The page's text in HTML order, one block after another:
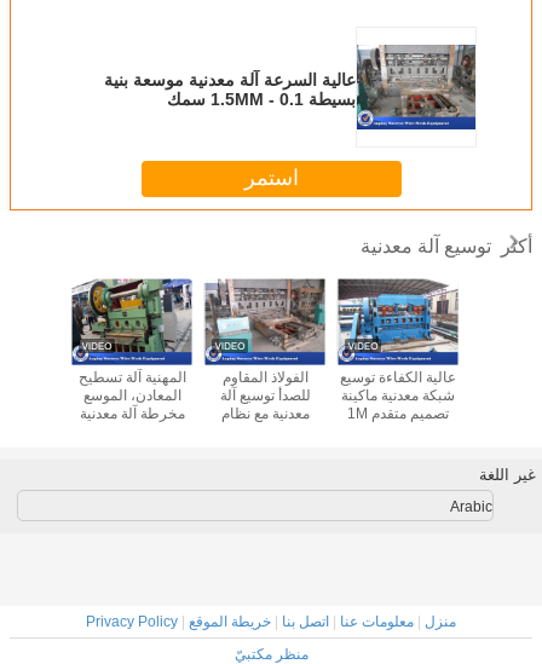
عالية السرعة آلة معدنية موسعة بنية
بسيطة 0.1 - 1.5MM سمك
استمر
أكثر توسيع آلة معدنية
المهنية آلة تسطيح
المعادن، الموسع
مخرطة آلة معدنية
الفولاذ المقاوم
للصدأ توسيع آلة
معدنية مع نظام
عالية الكفاءة توسيع
شبكة معدنية ماكينة
تصميم متقدم 1M
غير اللغة
Arabic
منزل | معلومات عنا | اتصل بنا | خريطة الموقع |
Privacy Policy
منظر مكتبيّ